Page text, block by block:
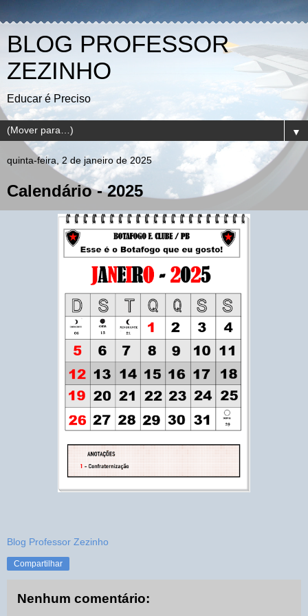
BLOG PROFESSOR
ZEZINHO
Educar é Preciso
▼
quinta-feira, 2 de janeiro de 2025
Calendário - 2025
Blog Professor Zezinho
Compartilhar
Nenhum comentário: